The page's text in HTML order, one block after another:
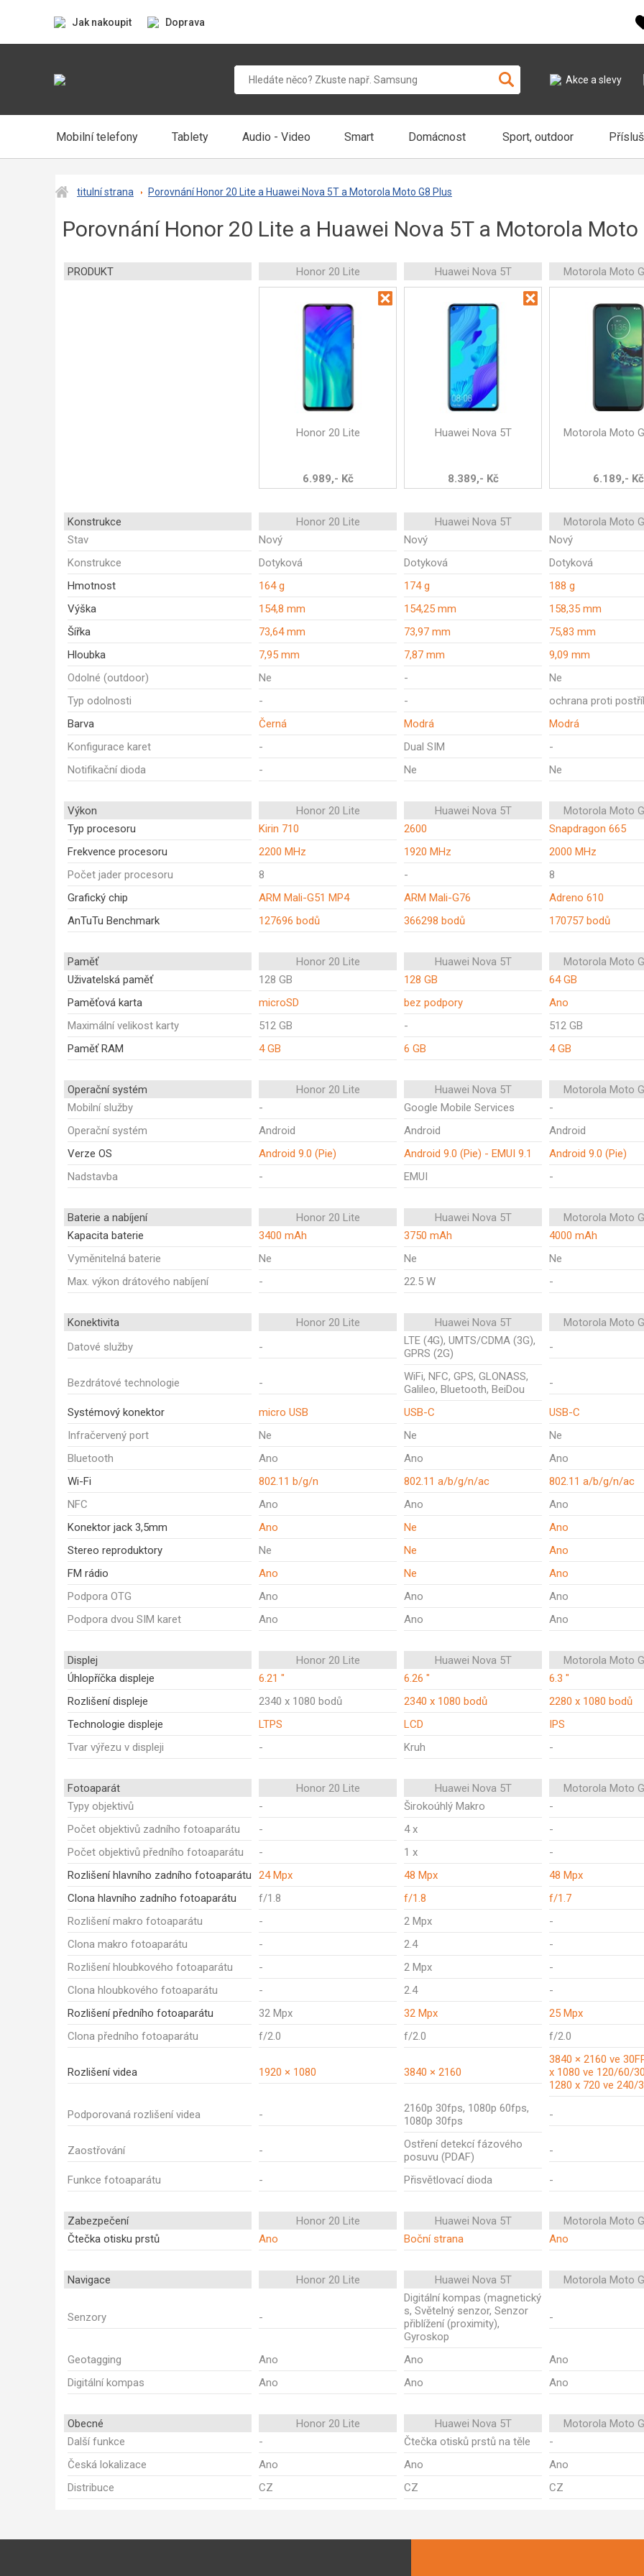
Jak nakoupit Doprava
Akce a slevy
Mobilní telefony Tablety Audio - Video Smart Domácnost Sport, outdoor
titulní strana Porovnání Honor 20 Lite a Huawei Nova 5T a Motorola Moto G8 Plus
Porovnání Honor 20 Lite a Huawei Nova 5T a Motorola Moto
PRODUKT Honor 20 Lite Huawei Nova 5T Motorola Moto
Honor 20 Lite
6.989,- Kč
Huawei Nova 5T
8.389,- Kč
Motorola Moto
6.189,- Kč
Konstrukce Honor 20 Lite Huawei Nova 5T
Motorola Moto
Stav
Nový Nový
Nový
Konstrukce
Dotyková Dotyková
Dotyková
Hmotnost
164 g 174 g
188 g
Výška
154,8 mm 154,25 mm
158,35 mm
Šířka
73,64 mm 73,97 mm
75,83 mm
Hloubka
7,95 mm 7,87 mm
9,09 mm
Odolné (outdoor)
Ne -
Ne
Typ odolnosti
- -
ochrana proti
Barva
Černá Modrá
Modrá
Konfigurace karet
- Dual SIM
-
Notifikační dioda
- Ne Ne
Výkon Honor 20 Lite Huawei Nova 5T
Motorola Moto
Typ procesoru
Kirin 710 2600
Snapdragon 665
Frekvence procesoru
2200 MHz 1920 MHz
2000 MHz
Počet jader procesoru
8 -
8
Grafický chip
ARM Mali-G51 MP4 ARM Mali-G76
Adreno 610
AnTuTu Benchmark
127696 bodů 366298 bodů 170757 bodů
Paměť Honor 20 Lite Huawei Nova 5T
Motorola Moto
Uživatelská paměť
128 GB 128 GB
64 GB
Paměťová karta
microSD bez podpory
Ano
Maximální velikost karty
512 GB -
512 GB
Paměť RAM
4 GB 6 GB 4 GB
Operační systém Honor 20 Lite Huawei Nova 5T
Motorola Moto
Mobilní služby
- Google Mobile Services
-
Operační systém
Android Android
Android
Verze OS
Android 9.0 (Pie) Android 9.0 (Pie) - EMUI 9.1
Android 9.0 (Pie)
Nadstavba
- EMUI -
Baterie a nabíjení Honor 20 Lite Huawei Nova 5T
Motorola Moto
Kapacita baterie
3400 mAh 3750 mAh
4000 mAh
Vyměnitelná baterie
Ne Ne
Ne
Max. výkon drátového nabíjení
- 22.5 W -
Konektivita Honor 20 Lite Huawei Nova 5T
Motorola Moto
Datové služby
-
LTE (4G), UMTS/CDMA (3G),
GPRS (2G)
-
Bezdrátové technologie -
WiFi, NFC, GPS, GLONASS,
Galileo, Bluetooth, BeiDou
-
Systémový konektor micro USB USB-C
USB-C
Infračervený port
Ne Ne
Ne
Bluetooth
Ano Ano
Ano
Wi-Fi
802.11 b/g/n 802.11 a/b/g/n/ac
802.11 a/b/g/n/ac
NFC
Ano Ano
Ano
Konektor jack 3,5mm
Ano Ne
Ano
Stereo reproduktory
Ne Ne
Ano
FM rádio
Ano Ne
Ano
Podpora OTG
Ano Ano
Ano
Podpora dvou SIM karet
Ano Ano Ano
Displej Honor 20 Lite Huawei Nova 5T
Motorola Moto
Úhlopříčka displeje
6.21 " 6.26 "
6.3 "
Rozlišení displeje
2340 x 1080 bodů 2340 x 1080 bodů
2280 x 1080 bodů
Technologie displeje
LTPS LCD
IPS
Tvar výřezu v displeji
- Kruh -
Fotoaparát Honor 20 Lite Huawei Nova 5T
Motorola Moto
Typy objektivů
- Širokoúhlý Makro
-
Počet objektivů zadního fotoaparátu
- 4 x
-
Počet objektivů předního fotoaparátu
- 1 x
-
Rozlišení hlavního zadního fotoaparátu
24 Mpx 48 Mpx
48 Mpx
Clona hlavního zadního fotoaparátu
f/1.8 f/1.8
f/1.7
Rozlišení makro fotoaparátu
- 2 Mpx
-
Clona makro fotoaparátu
- 2.4
-
Rozlišení hloubkového fotoaparátu
- 2 Mpx
-
Clona hloubkového fotoaparátu
- 2.4
-
Rozlišení předního fotoaparátu
32 Mpx 32 Mpx
25 Mpx
Clona předního fotoaparátu
f/2.0 f/2.0 f/2.0
Rozlišení videa 1920 × 1080 3840 × 2160
3840 × 2160 ve
x 1080 ve 120/60/
1280 x 720 ve 240/
Podporovaná rozlišení videa -
2160p 30fps, 1080p 60fps,
1080p 30fps
-
Zaostřování -
Ostření detekcí fázového
posuvu (PDAF)
-
Funkce fotoaparátu - Přisvětlovací dioda -
Zabezpečení Honor 20 Lite Huawei Nova 5T
Motorola Moto
Čtečka otisku prstů
Ano Boční strana Ano
Navigace Honor 20 Lite Huawei Nova 5T Motorola Moto
Senzory -
Digitální kompas (magnetický
s, Světelný senzor, Senzor
přiblížení (proximity),
Gyroskop
-
Geotagging Ano Ano
Ano
Digitální kompas
Ano Ano Ano
Obecné Honor 20 Lite Huawei Nova 5T
Motorola Moto
Další funkce
- Čtečka otisků prstů na těle
-
Česká lokalizace
Ano Ano
Ano
Distribuce
CZ CZ CZ